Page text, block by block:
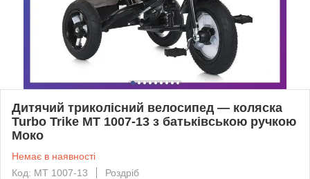
Дитячий триколісний велосипед — коляска
Turbo Trike MT 1007-13 з батьківською ручкою
Моко
Немає в наявності
Код: MT 1007-13
Роздріб